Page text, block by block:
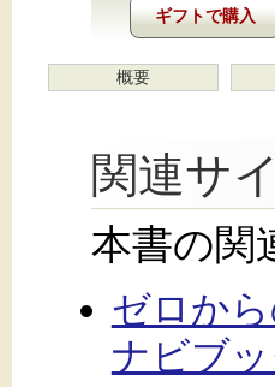
ギフトで購入
概要
関連サ
本書の関
ゼロか
ナビブ